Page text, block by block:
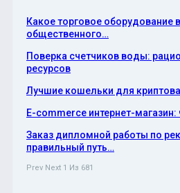
Какое торговое оборудование
общественного…
Поверка счетчиков воды:
ресурсов
Лучшие кошельки для
E-commerce интернет-магазин:
Заказ дипломной работы по
правильный путь…
Prev Next 1 Из 681